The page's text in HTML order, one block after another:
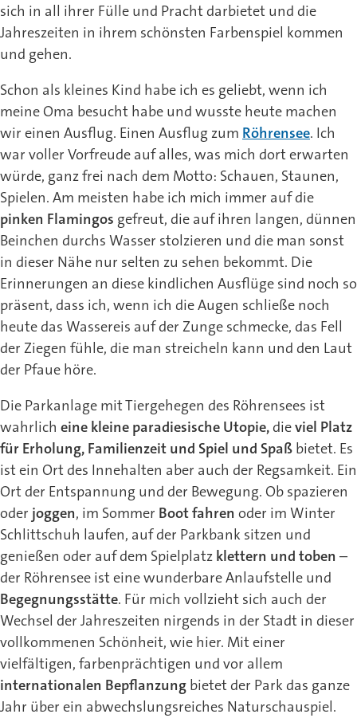
sich in all ihrer Fülle und Pracht darbietet und die
Jahreszeiten in ihrem schönsten Farbenspiel kommen
und gehen.
Schon als kleines Kind habe ich es geliebt, wenn ich
meine Oma besucht habe und wusste heute machen
wir einen Ausflug. Einen Ausflug zum Röhrensee. Ich
war voller Vorfreude auf alles, was mich dort erwarten
würde, ganz frei nach dem Motto: Schauen, Staunen,
Spielen. Am meisten habe ich mich immer auf die
pinken Flamingos gefreut, die auf ihren langen, dünnen
Beinchen durchs Wasser stolzieren und die man sonst
in dieser Nähe nur selten zu sehen bekommt. Die
Erinnerungen an diese kindlichen Ausflüge sind noch so
präsent, dass ich, wenn ich die Augen schließe noch
heute das Wassereis auf der Zunge schmecke, das Fell
der Ziegen fühle, die man streicheln kann und den Laut
der Pfaue höre.
Die Parkanlage mit Tiergehegen des Röhrensees ist
wahrlich eine kleine paradiesische Utopie, dieviel Platz
für Erholung, Familienzeit und Spiel und Spaß bietet. Es
ist ein Ort des Innehalten aber auch der Regsamkeit. Ein
Ort der Entspannung und der Bewegung. Ob spazieren
oder joggen, im Sommer Boot fahren oder im Winter
Schlittschuh laufen, auf der Parkbank sitzen und
genießen oder auf dem Spielplatz klettern und toben –
der Röhrensee ist eine wunderbare Anlaufstelle und
Begegnungsstätte. Für mich vollzieht sich auch der
Wechsel der Jahreszeiten nirgends in der Stadt in dieser
vollkommenen Schönheit, wie hier. Mit einer
vielfältigen, farbenprächtigen und vor allem
internationalen Bepflanzung bietet der Park das ganze
Jahr über ein abwechslungsreiches Naturschauspiel.